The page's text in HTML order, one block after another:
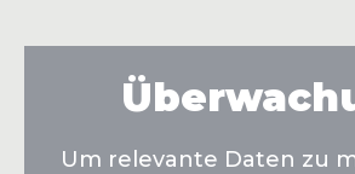
Um relevante Daten zu